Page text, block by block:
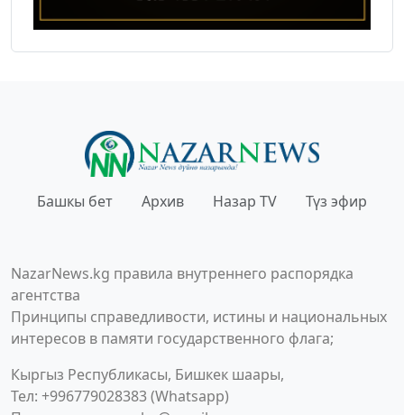
Башкы бет Архив Назар TV Түз эфир
NazarNews.kg правила внутреннего распорядка
агентства
Принципы справедливости, истины и национальных
интересов в памяти государственного флага;
Кыргыз Республикасы, Бишкек шаары,
Тел: +996779028383 (Whatsapp)